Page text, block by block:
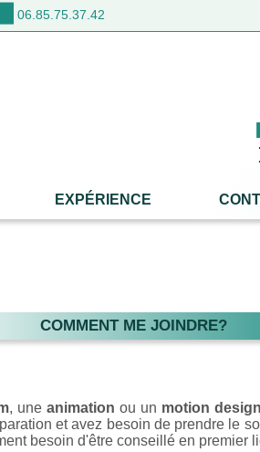
06.85.75.37.42
EXPÉRIENCE
COMMENT ME JOINDRE?
, uneanimation ou un motion design
et avez besoin de prendre le
besoin d'être conseillé en premier